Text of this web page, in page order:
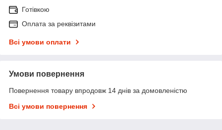
Готівкою
Оплата за реквізитами
Всі умови оплати
Умови повернення
Повернення товару впродовж 14 днів за домовленістю
Всі умови повернення